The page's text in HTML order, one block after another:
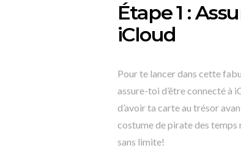
Étape 1 :
iCloud
Pour te lancer dans cette
assure-toi d’être connecté à
d’avoir ta carte au trésor
costume de pirate des temps
sans limite!